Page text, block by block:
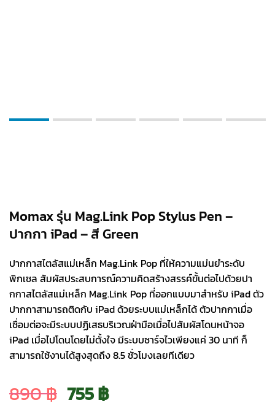
Momax รุ่น Mag.Link Pop Stylus Pen –
ปากกา iPad – สี Green
ปากกาสไตลัสแม่เหล็ก Mag.Link Pop ที่ให้ความแม่นยำระดับ
พิกเซล สัมผัสประสบการณ์ความคิดสร้างสรรค์ขั้นต่อไปด้วยปา
กกาสไตลัสแม่เหล็ก Mag.Link Pop ที่ออกแบบมาสำหรับ iPad ตัว
ปากกาสามารถติดกับ iPad ด้วยระบบแม่เหล็กได้ ตัวปากกาเมื่อ
เชื่อมต่อจะมีระบบปฏิเสธบริเวณฝ่ามือเมื่อไปสัมผัสโดนหน้าจอ
iPad เมื่อไปโดนโดยไม่ตั้งใจ มีระบบชาร์จไวเพียงแค่ 30 นาที ก็
สามารถใช้งานได้สูงสุดถึง 8.5 ชั่วโมงเลยทีเดียว
890฿ Original
755฿Current